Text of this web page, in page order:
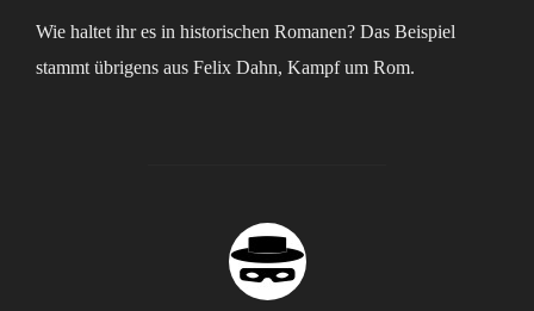
Wie haltet ihr es in historischen Romanen? Das Beispiel
stammt übrigens aus Felix Dahn, Kampf um Rom.
BEITRAGSAUTOR